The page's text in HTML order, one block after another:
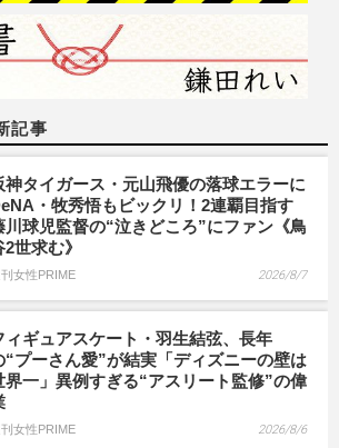
記事
神タイガース・元山飛優の落球エラーに
・牧秀悟もビックリ！2連覇目指す
川球児監督の“泣きどころ”にファン《鳥
2世求む》
女性PRIME 2026/8/7
ィギュアスケート・羽生結弦、長年
“プーさん愛”が結実「ディズニーの壁は
界一」異例すぎる“アスリート監修”の偉
女性PRIME 2026/8/6